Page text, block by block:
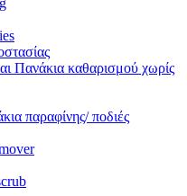
Πανάκια καθαρισμού χωρίς
παραφίνης/ ποδιές